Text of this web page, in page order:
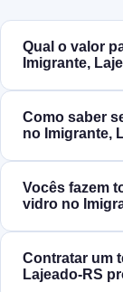
Qual o valor
Imigrante,
Como saber
no Imigrante,
Vocês fazem
vidro no
Contratar um
Lajeado‑RS